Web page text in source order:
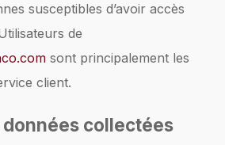
susceptibles d’avoir accès
de
sont principalement les
client.
données collectées